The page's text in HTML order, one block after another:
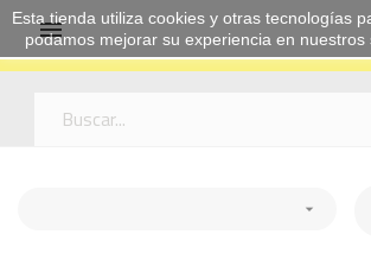


Esta tienda utiliza cookies y otras tecnologías
podamos mejorar su experiencia en nuestros